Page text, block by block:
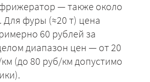
— также около
Для фуры (≈20 т) цена
60 рублей за
диапазон цен — от 20
(до 80 руб/км допустимо